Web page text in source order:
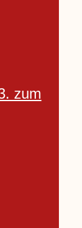
zum